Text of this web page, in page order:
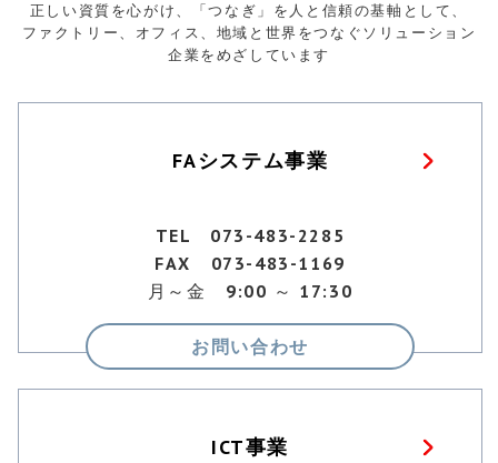
正しい資質を心がけ、「つなぎ」を人と信頼の基軸として、
ファクトリー、オフィス、地域と世界をつなぐソリューション
企業をめざしています
FAシステム事業
TEL 073-483-2285
FAX 073-483-1169
月～金 9:00 ～ 17:30
お問い合わせ
ICT事業